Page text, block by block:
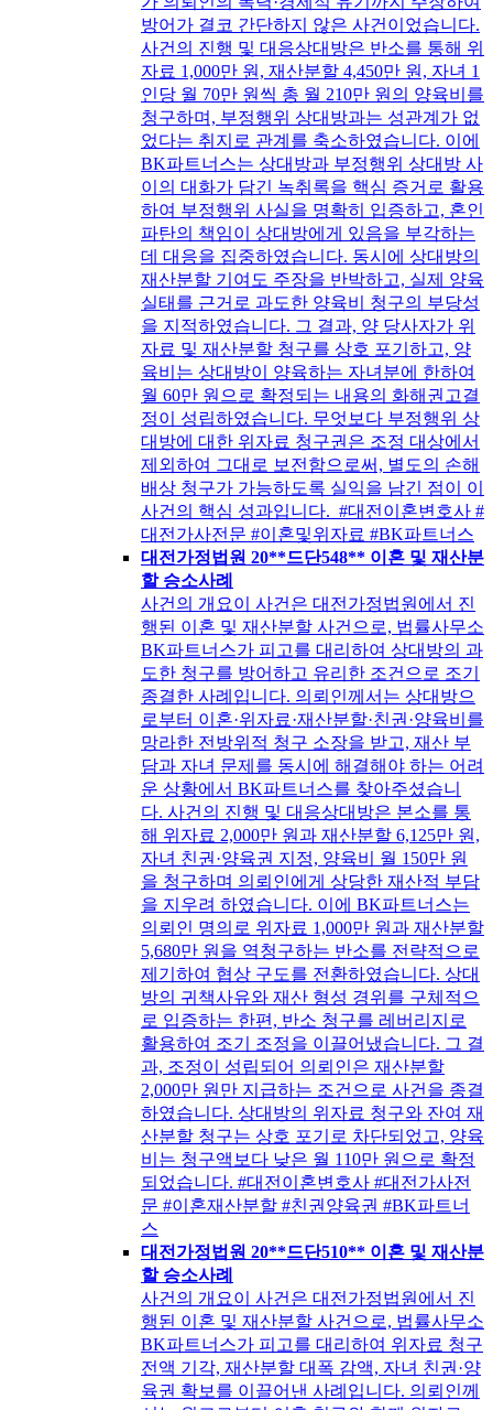
방어가 결코 간단하지 않은 사건이었습니다.
사건의 진행 및 대응상대방은 반소를 통해 위
자료 1,000만 원, 재산분할 4,450만 원, 자녀 1
인당 월 70만 원씩 총 월 210만 원의 양육비를
청구하며, 부정행위 상대방과는 성관계가 없
었다는 취지로 관계를 축소하였습니다. 이에
BK파트너스는 상대방과 부정행위 상대방 사
이의 대화가 담긴 녹취록을 핵심 증거로 활용
하여 부정행위 사실을 명확히 입증하고, 혼인
파탄의 책임이 상대방에게 있음을 부각하는
데 대응을 집중하였습니다. 동시에 상대방의
재산분할 기여도 주장을 반박하고, 실제 양육
실태를 근거로 과도한 양육비 청구의 부당성
을 지적하였습니다. 그 결과, 양 당사자가 위
자료 및 재산분할 청구를 상호 포기하고, 양
육비는 상대방이 양육하는 자녀분에 한하여
월 60만 원으로 확정되는 내용의 화해권고결
정이 성립하였습니다. 무엇보다 부정행위 상
대방에 대한 위자료 청구권은 조정 대상에서
제외하여 그대로 보전함으로써, 별도의 손해
배상 청구가 가능하도록 실익을 남긴 점이 이
사건의 핵심 성과입니다. #대전이혼변호사 #
대전가사전문 #이혼및위자료 #BK파트너스
대전가정법원 20**드단548** 이혼 및 재산분
할 승소사례
사건의 개요이 사건은 대전가정법원에서 진
행된 이혼 및 재산분할 사건으로, 법률사무소
BK파트너스가 피고를 대리하여 상대방의 과
도한 청구를 방어하고 유리한 조건으로 조기
종결한 사례입니다. 의뢰인께서는 상대방으
로부터 이혼·위자료·재산분할·친권·양육비를
망라한 전방위적 청구 소장을 받고, 재산 부
담과 자녀 문제를 동시에 해결해야 하는 어려
운 상황에서 BK파트너스를 찾아주셨습니
다. 사건의 진행 및 대응상대방은 본소를 통
해 위자료 2,000만 원과 재산분할 6,125만 원,
자녀 친권·양육권 지정, 양육비 월 150만 원
을 청구하며 의뢰인에게 상당한 재산적 부담
을 지우려 하였습니다. 이에 BK파트너스는
의뢰인 명의로 위자료 1,000만 원과 재산분할
5,680만 원을 역청구하는 반소를 전략적으로
제기하여 협상 구도를 전환하였습니다. 상대
방의 귀책사유와 재산 형성 경위를 구체적으
로 입증하는 한편, 반소 청구를 레버리지로
활용하여 조기 조정을 이끌어냈습니다. 그 결
과, 조정이 성립되어 의뢰인은 재산분할
2,000만 원만 지급하는 조건으로 사건을 종결
하였습니다. 상대방의 위자료 청구와 잔여 재
산분할 청구는 상호 포기로 차단되었고, 양육
비는 청구액보다 낮은 월 110만 원으로 확정
되었습니다. #대전이혼변호사 #대전가사전
문 #이혼재산분할 #친권양육권 #BK파트너
스
대전가정법원 20**드단510** 이혼 및 재산분
할 승소사례
사건의 개요이 사건은 대전가정법원에서 진
행된 이혼 및 재산분할 사건으로, 법률사무소
BK파트너스가 피고를 대리하여 위자료 청구
전액 기각, 재산분할 대폭 감액, 자녀 친권·양
육권 확보를 이끌어낸 사례입니다. 의뢰인께